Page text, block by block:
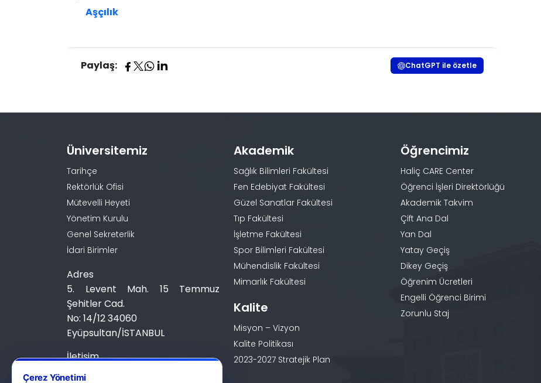
Aşçılık
Paylaş: ChatGPT ile özetle
Üniversitemiz
Tarihçe
Rektörlük Ofisi
Mütevelli Heyeti
Yönetim Kurulu
Genel Sekreterlik
İdari Birimler
Adres
5. Levent Mah. 15 Temmuz
Şehitler Cad.
No: 14/12 34060
Eyüpsultan/İSTANBUL
İletişim
0 (212) 924 24 44
Akademik
Sağlık Bilimleri Fakültesi
Fen Edebiyat Fakültesi
Güzel Sanatlar Fakültesi
Tıp Fakültesi
İşletme Fakültesi
Spor Bilimleri Fakültesi
Mühendislik Fakültesi
Mimarlık Fakültesi
Kalite
Misyon – Vizyon
Kalite Politikası
2023-2027 Stratejik Plan
Öğrencimiz
Haliç CARE Center
Öğrenci İşleri Direktörlüğü
Akademik Takvim
Çift Ana Dal
Yan Dal
Yatay Geçiş
Dikey Geçiş
Öğrenim Ücretleri
Engelli Öğrenci Birimi
Zorunlu Staj
Çerez Yönetimi